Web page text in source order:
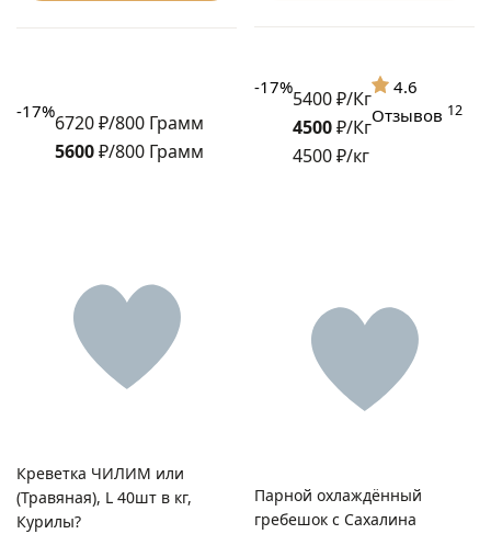
-17%6720 ₽/800 Грамм
5600₽/800 Грамм
-17%5400 ₽/Кг
4500₽/Кг
4500 ₽/кг
4.6
Отзывов 12
Креветка ЧИЛИМ или
(Травяная), L 40шт в кг,
Курилы?
Парной охлаждённый
гребешок с Сахалина